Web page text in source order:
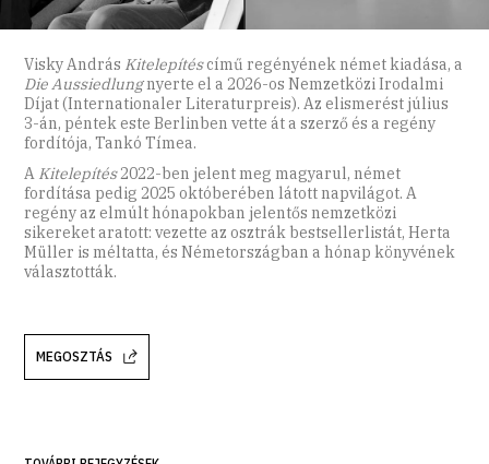
Visky András Kitelepítéscímű regényének német kiadása, a
Die Aussiedlungnyerte el a 2026-os Nemzetközi Irodalmi
Díjat (Internationaler Literaturpreis). Az elismerést július
3-án, péntek este Berlinben vette át a szerző és a regény
fordítója, Tankó Tímea.
A Kitelepítés2022-ben jelent meg magyarul, német
fordítása pedig 2025 októberében látott napvilágot. A
regény az elmúlt hónapokban jelentős nemzetközi
sikereket aratott: vezette az osztrák bestsellerlistát, Herta
Müller is méltatta, és Németországban a hónap könyvének
választották.
MEGOSZTÁS